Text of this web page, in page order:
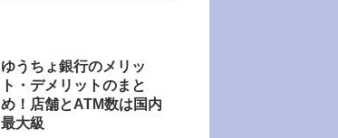
ゆうちょ銀行のメリッ
ト・デメリットのまと
め！店舗とATM数は国内
最大級